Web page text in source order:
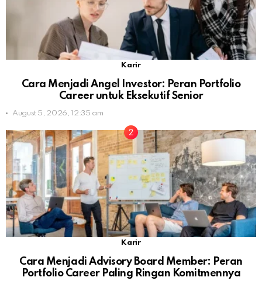
Karir
Cara Menjadi Angel Investor: Peran Portfolio
Career untuk Eksekutif Senior
August 5, 2026, 12:35 am
Karir
Cara Menjadi Advisory Board Member: Peran
Portfolio Career Paling Ringan Komitmennya